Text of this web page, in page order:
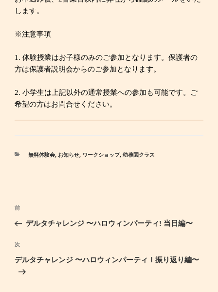
します。
※注意事項
1. 体験授業はお子様のみのご参加となります。保護者の
方は保護者説明会からのご参加となります。
2. 小学生は上記以外の通常授業への参加も可能です。ご
希望の方はお問合せください。
カ
無料体験会, お知らせ, ワークショップ, 幼稚園クラス
投
ビ
ゲ
ー
過
去
投
稿
前
デルタチャレンジ 〜ハロウィンパーティ! 当日編〜
次
の
投
次
デルタチャレンジ 〜ハロウィンパーティ！振り返り編〜